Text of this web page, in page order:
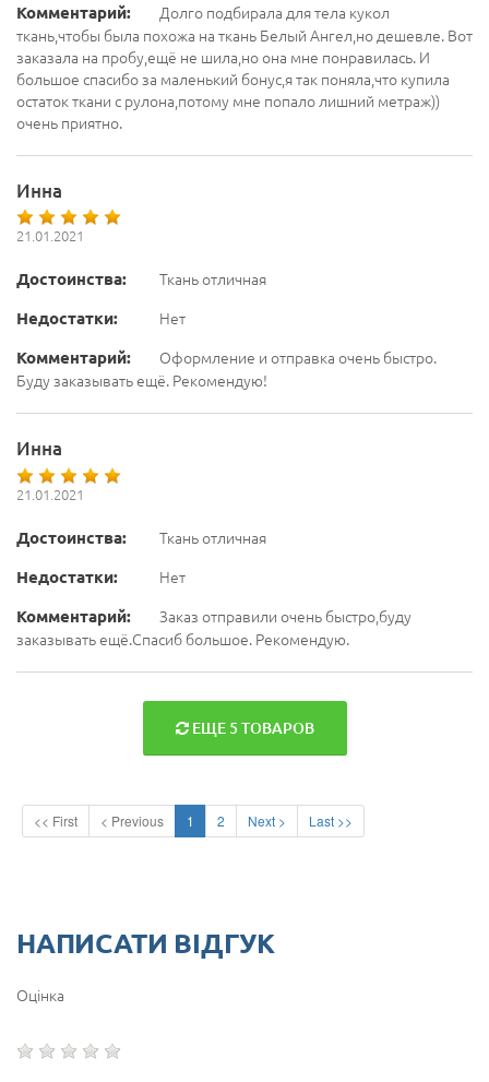
Комментарий:
Долго подбирала для тела кукол
ткань,чтобы была похожа на ткань Белый Ангел,но дешевле. Вот
заказала на пробу,ещё не шила,но она мне понравилась. И
большое спасибо за маленький бонус,я так поняла,что купила
остаток ткани с рулона,потому мне попало лишний метраж))
очень приятно.
Инна
21.01.2021
Достоинства:
Ткань отличная
Недостатки:
Нет
Комментарий:
Оформление и отправка очень быстро.
Буду заказывать ещё. Рекомендую!
Инна
21.01.2021
Достоинства:
Ткань отличная
Недостатки:
Нет
Комментарий:
Заказ отправили очень быстро,буду
заказывать ещё.Спасиб большое. Рекомендую.
ЕЩЕ 5 ТОВАРОВ
<< First < Previous 1 (current)
2 Next > Last >>
НАПИСАТИ ВІДГУК
Оцінка